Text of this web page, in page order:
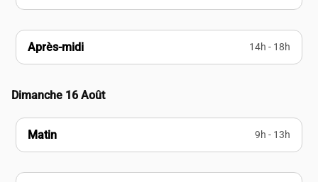
Après-midi 14h - 18h
Dimanche 16 Août
Matin 9h - 13h